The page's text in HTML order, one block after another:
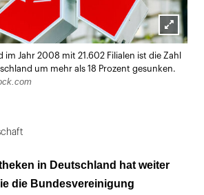
Lightbox
öffnen
Jahr 2008 mit 21.602 Filialen ist die Zahl
um mehr als 18 Prozent gesunken.
in Deutschland hat weiter
die Bundesvereinigung